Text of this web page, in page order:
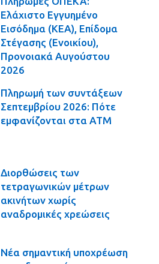
Ελάχιστο Εγγυημένο
Εισόδημα (ΚΕΑ), Επίδομα
Στέγασης (Ενοικίου),
Προνοιακά Αυγούστου
2026
Πληρωμή των συντάξεων
Σεπτεμβρίου 2026: Πότε
εμφανίζονται στα ΑΤΜ
Διορθώσεις των
τετραγωνικών μέτρων
ακινήτων χωρίς
αναδρομικές χρεώσεις
Νέα σημαντική υποχρέωση